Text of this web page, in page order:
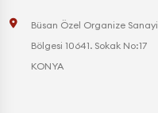
Büsan Özel Organize Sanayi
Bölgesi 10641. Sokak No:17
KONYA